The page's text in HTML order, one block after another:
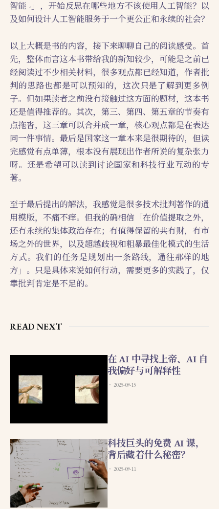
智能 -」，开始反思在哪些地方不该使用人工智能？以
及如何设计人工智能服务于一个更公正和永续的社会？
以上大概是书的内容，接下来聊聊自己的阅读感受。首
先，整体而言这本书带给我的新知较少，可能是之前已
经阅读过不少相关材料，很多观点都已经知道，作者批
判的思路也都是可以预知的，这次只是了解到更多例
子。但如果读者之前没有接触过这方面的题材，这本书
还是值得推荐的。其次，第三、第四、第五章的节奏有
点拖沓，这三章可以合并成一章，核心观点都是在表达
同一件事情。最后是国家这一章本来是很期待的，但读
完感觉有点单薄，根本没有展现出作者所说的复杂张力
呀。还是希望可以读到讨论国家和科技行业互动的专
著。
至于最后提出的解法，我感觉是很多技术批判著作的通
用模版，不痛不痒。但我的确相信「在价值提取之外，
还有永续的集体政治存在；有值得保留的共有财，有市
场之外的世界，以及超越歧视和粗暴最佳化模式的生活
方式。我们的任务是规划出一条路线，通往那样的地
方」。只是具体来说如何行动，需要更多的实践了，仅
靠批判肯定是不足的。
READ NEXT
在 AI 中寻找上帝、AI 自
我偏好与可解释性
2025-09-15
科技巨头的免费 AI 课，
背后藏着什么秘密？
2025-09-11